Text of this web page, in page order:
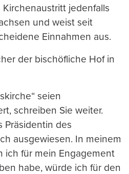
jedenfalls
und weist seit
Einnahmen aus.
der bischöfliche Hof in
seien
schreiben Sie weiter.
Präsidentin des
ausgewiesen. In meinem
ich für mein Engagement
habe, würde ich für den